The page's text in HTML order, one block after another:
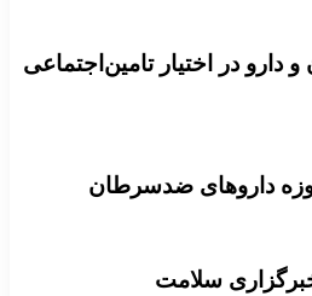
دارو در اختیار تامین‌اجتماعی
داروهای ضدسرطان
سلامت